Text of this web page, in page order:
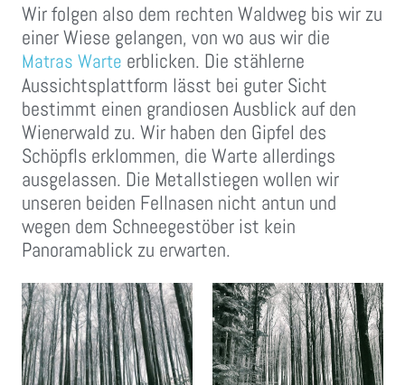
Wir folgen also dem rechten Waldweg bis wir zu
einer Wiese gelangen, von wo aus wir die
Matras Warte erblicken. Die stählerne
Aussichtsplattform lässt bei guter Sicht
bestimmt einen grandiosen Ausblick auf den
Wienerwald zu. Wir haben den Gipfel des
Schöpfls erklommen, die Warte allerdings
ausgelassen. Die Metallstiegen wollen wir
unseren beiden Fellnasen nicht antun und
wegen dem Schneegestöber ist kein
Panoramablick zu erwarten.